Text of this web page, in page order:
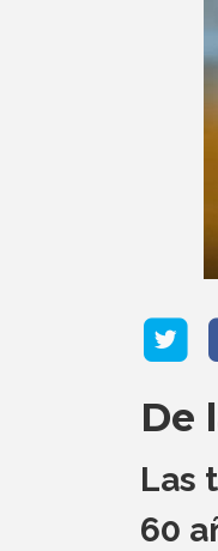
De
Las
60